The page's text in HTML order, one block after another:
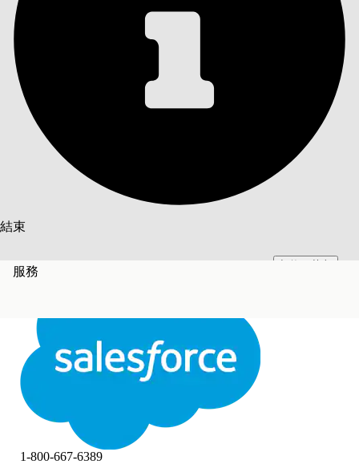
結束
此文已使用 Salesforce 機器翻譯系統翻譯。更多詳細資料請參見
結束
服務
1-800-667-6389